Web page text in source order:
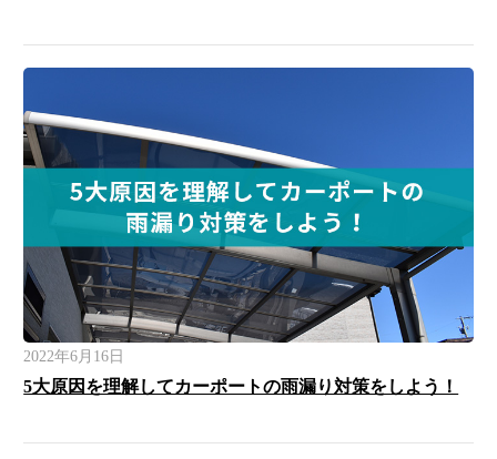
2022年6月16日
5大原因を理解してカーポートの雨漏り対策をしよう！